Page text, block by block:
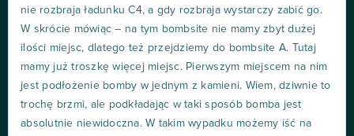
nie rozbraja ładunku C4, a gdy rozbraja wystarczy zabić go.
W skrócie mówiąc – na tym bombsite nie mamy zbyt dużej
ilości miejsc, dlatego też przejdziemy do bombsite A. Tutaj
mamy już troszkę więcej miejsc. Pierwszym miejscem na nim
jest podłożenie bomby w jednym z kamieni. Wiem, dziwnie to
trochę brzmi, ale podkładając w taki sposób bomba jest
absolutnie niewidoczna. W takim wypadku możemy iść na